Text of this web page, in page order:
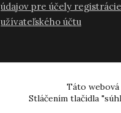
údajov pre účely registrácie
užívateľského účtu
Táto
Stláčením tlačidla